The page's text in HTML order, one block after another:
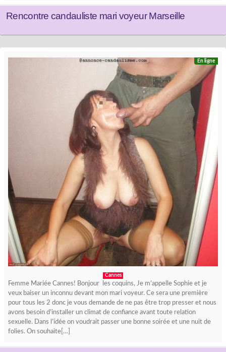
Rencontre candauliste mari voyeur Marseille
En ligne
Cannes
Femme Mariée Cannes! Bonjour les coquins, Je m’appelle Sophie et je
veux baiser un inconnu devant mon mari voyeur. Ce sera une première
pour tous les 2 donc je vous demande de ne pas être trop presser et nous
avons besoin d’installer un climat de confiance avant toute relation
sexuelle. Dans l’idée on voudrait passer une bonne soirée et une nuit de
folies. On souhaite[…]